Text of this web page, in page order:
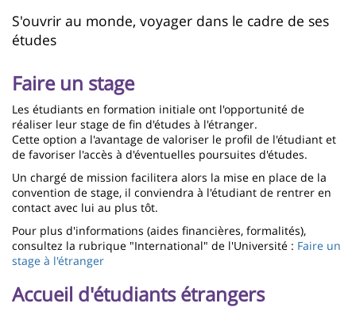
content
page
Contenu
de
la
page
principale
S'ouvrir au monde, voyager dans le cadre de ses
études
Faire un stage
Les étudiants en formation initiale ont l'opportunité de
réaliser leur stage de fin d'études à l'étranger.
Cette option a l'avantage de valoriser le profil de l'étudiant et
de favoriser l'accès à d'éventuelles poursuites d'études.
Un chargé de mission facilitera alors la mise en place de la
convention de stage, il conviendra à l'étudiant de rentrer en
contact avec lui au plus tôt.
Pour plus d'informations (aides financières, formalités),
consultez la rubrique "International" de l'Université : Faire un
stage à l'étranger
Accueil d'étudiants étrangers